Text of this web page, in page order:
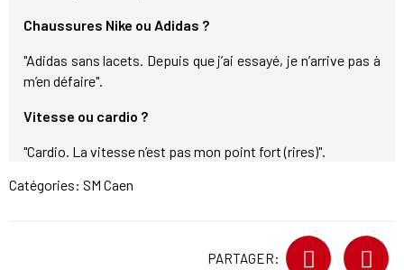
Chaussures Nike ou Adidas ?
"Adidas sans lacets. Depuis que j’ai essayé, je n’arrive pas à
m’en défaire".
Vitesse ou cardio ?
"Cardio. La vitesse n’est pas mon point fort (rires)".
Catégories: SM Caen
PARTAGER: